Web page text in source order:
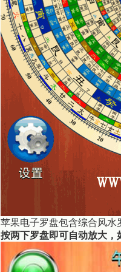
苹果电子罗盘包含综合风水
按两下罗盘即可自动放大，